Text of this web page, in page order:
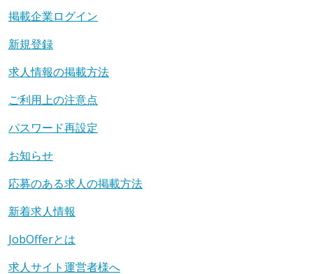
掲載企業ログイン
新規登録
求人情報の掲載方法
ご利用上の注意点
パスワード再設定
お知らせ
応募のある求人の掲載方法
新着求人情報
JobOfferとは
求人サイト運営者様へ